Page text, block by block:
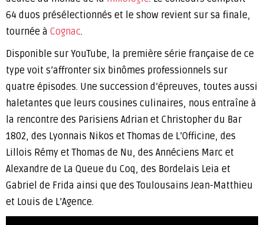
64 duos présélectionnés et le show revient sur sa finale,
tournée à Cognac.
Disponible sur YouTube, la première série française de ce
type voit s’affronter six binômes professionnels sur
quatre épisodes. Une succession d’épreuves, toutes aussi
haletantes que leurs cousines culinaires, nous entraîne à
la rencontre des Parisiens Adrian et Christopher du Bar
1802, des Lyonnais Nikos et Thomas de L’Officine, des
Lillois Rémy et Thomas de Nu, des Annéciens Marc et
Alexandre de La Queue du Coq, des Bordelais Leia et
Gabriel de Frida ainsi que des Toulousains Jean-Matthieu
et Louis de L’Agence.